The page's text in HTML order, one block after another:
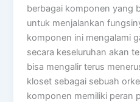
berbagai komponen yang
untuk menjalankan
komponen ini mengalami
secara keseluruhan akan
bisa mengalir terus
kloset sebagai sebuah
komponen memiliki peran